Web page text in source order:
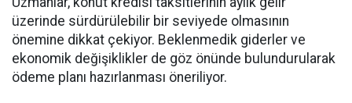
üzerinde sürdürülebilir bir seviyede olmasının
önemine dikkat çekiyor. Beklenmedik giderler ve
ekonomik değişiklikler de göz önünde bulundurularak
ödeme planı hazırlanması öneriliyor.